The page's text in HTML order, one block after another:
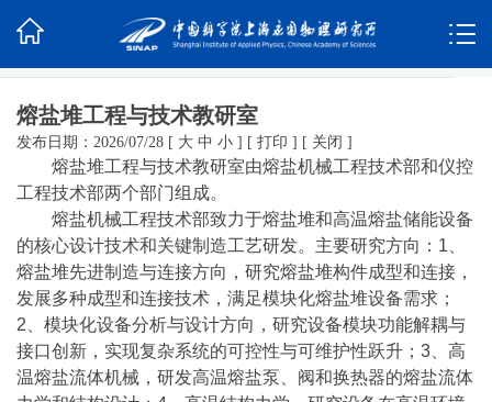
熔盐堆工程与技术教研室
发布日期：2026/07/28 [ 大 中 小 ] [ 打印 ] [ 关闭 ]
熔盐堆工程与技术教研室由熔盐机械工程技术部和仪控
工程技术部两个部门组成。
熔盐机械工程技术部致力于熔盐堆和高温熔盐储能设备
的核心设计技术和关键制造工艺研发。主要研究方向：1、
熔盐堆先进制造与连接方向，研究熔盐堆构件成型和连接，
发展多种成型和连接技术，满足模块化熔盐堆设备需求；
2、模块化设备分析与设计方向，研究设备模块功能解耦与
接口创新，实现复杂系统的可控性与可维护性跃升；3、高
温熔盐流体机械，研发高温熔盐泵、阀和换热器的熔盐流体